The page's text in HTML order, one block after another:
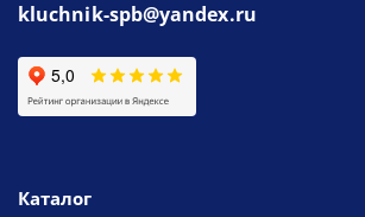
kluchnik-spb@yandex.ru
Каталог